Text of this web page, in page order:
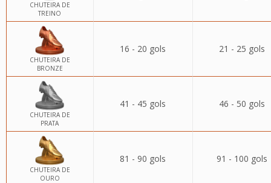
CHUTEIRA DE
TREINO
CHUTEIRA DE
BRONZE
16 - 20 gols 21 - 25 gols
CHUTEIRA DE
PRATA
41 - 45 gols 46 - 50 gols
CHUTEIRA DE
OURO
81 - 90 gols 91 - 100 gols